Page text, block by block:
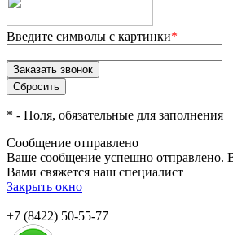
Введите символы с картинки*
* - Поля, обязательные для заполнения
Сообщение отправлено
Ваше сообщение успешно отправлено.
Вами свяжется наш специалист
Закрыть окно
+7 (8422) 50-55-77